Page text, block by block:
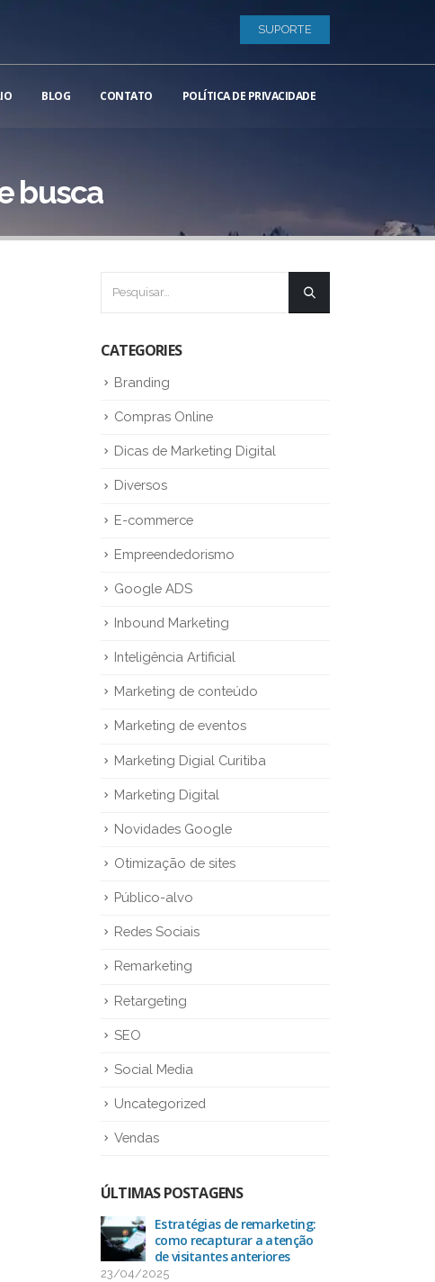
SUPORTE
BLOG CONTATO POLÍTICA DE PRIVACIDADE
busca
CATEGORIES
Branding
Compras Online
Dicas de Marketing Digital
Diversos
E-commerce
Empreendedorismo
Google ADS
Inbound Marketing
Inteligência Artificial
Marketing de conteúdo
Marketing de eventos
Marketing Digial Curitiba
Marketing Digital
Novidades Google
Otimização de sites
Público-alvo
Redes Sociais
Remarketing
Retargeting
SEO
Social Media
Uncategorized
Vendas
ÚLTIMAS POSTAGENS
Estratégias de remarketing:
como recapturar a atenção
de visitantes anteriores
23/04/2025